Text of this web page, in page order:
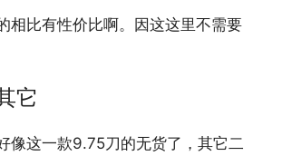
相比有性价比啊。因这这里不需要
它
像这一款9.75刀的无货了，其它二